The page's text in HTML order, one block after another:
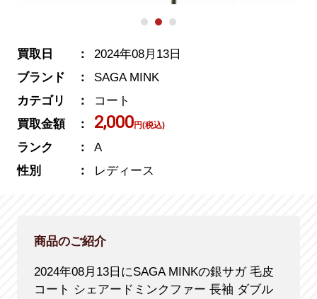
買取日
2024年08月13日
ブランド
SAGA MINK
カテゴリ
コート
買取金額
2,000円(税込)
ランク
A
性別
レディース
商品のご紹介
2024年08月13日にSAGA MINKの銀サガ 毛皮
コート シェアードミンクファー 長袖 ダブル